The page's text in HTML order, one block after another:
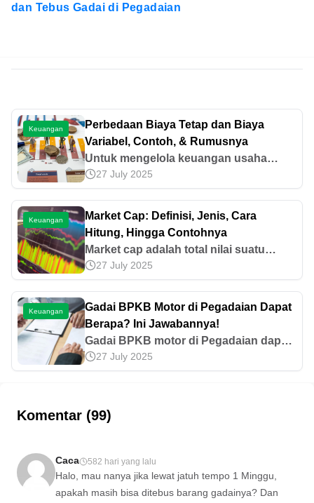
dan Tebus Gadai di Pegadaian
Keuangan
Perbedaan Biaya Tetap dan Biaya
Variabel, Contoh, & Rumusnya
Untuk mengelola keuangan usaha
dengan baik, pahami perbedaan biaya
tetap dan biaya variabel. Mari simak
pembahasan selengkapnya di sini.
27 July 2025
Keuangan
Market Cap: Definisi, Jenis, Cara
Hitung, Hingga Contohnya
Market cap adalah total nilai suatu
entitas dari harga saham dikali jumlah
saham yang beredar. Mari ketahui jenis,
cara menghitung, hingga contohnya di
sini!
27 July 2025
Keuangan
Gadai BPKB Motor di Pegadaian Dapat
Berapa? Ini Jawabannya!
Gadai BPKB motor di Pegadaian dapat
berapa? Yuk, simak simulasi plafon
melalui layanan Pinjaman Usaha
kebutuhan di sini!
27 July 2025
Komentar (99)
Caca 582 hari yang lalu
Halo, mau nanya jika lewat jatuh tempo 1 Minggu,
apakah masih bisa ditebus barang gadainya? Dan